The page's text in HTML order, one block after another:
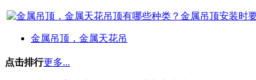
金属吊顶，金属天花吊
点击排行更多...